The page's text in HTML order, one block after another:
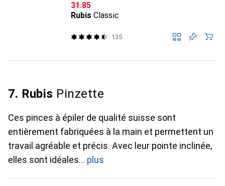
CHF
31.85
Rubis Classic
135
7. Rubis Pinzette
Ces pinces à épiler de qualité suisse sont
entièrement fabriquées à la main et permettent un
travail agréable et précis. Avec leur pointe inclinée,
elles sont idéales
plus